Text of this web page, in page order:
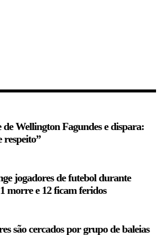
Wellington Fagundes e dispara:
respeito”
jogadores de futebol durante
morre e 12 ficam feridos
são cercados por grupo de baleias